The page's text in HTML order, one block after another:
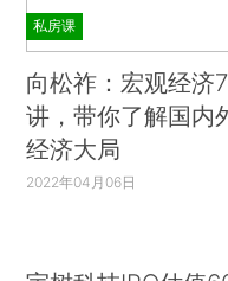
私房课
向松祚：宏观经济
讲，带你了解国内
经济大局
2022年04月06日